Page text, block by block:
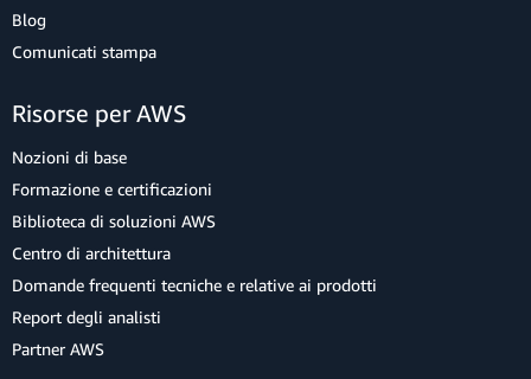
Blog
Comunicati stampa
Risorse per AWS
Nozioni di base
Formazione e certificazioni
Biblioteca di soluzioni AWS
Centro di architettura
Domande frequenti tecniche e relative ai prodotti
Report degli analisti
Partner AWS